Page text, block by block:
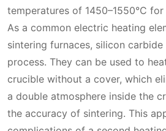
temperatures of 1450–1550°C
As a common electric heating
sintering furnaces, silicon
process. They can be used to
crucible without a cover, which
a double atmosphere inside the
the accuracy of sintering. This